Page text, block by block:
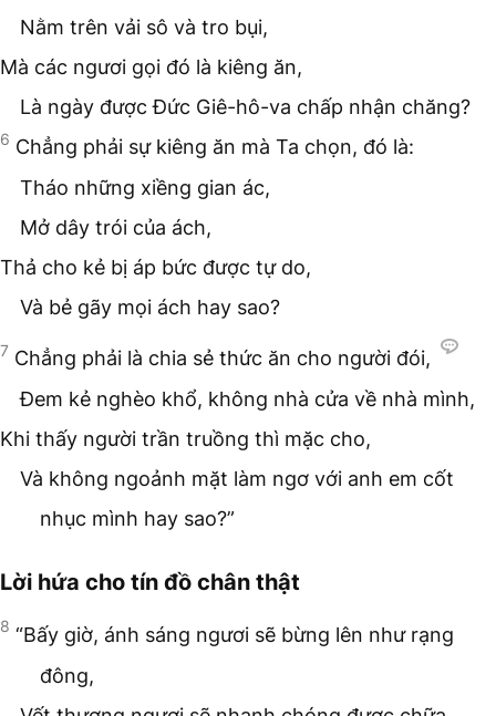
Nằm trên vải sô và tro bụi,
Mà các ngươi gọi đó là kiêng ăn,
Là ngày được Đức Giê-hô-va chấp nhận chăng?
6 Chẳng phải sự kiêng ăn mà Ta chọn, đó là:
Tháo những xiềng gian ác,
Mở dây trói của ách,
Thả cho kẻ bị áp bức được tự do,
Và bẻ gãy mọi ách hay sao?
7 Chẳng phải là chia sẻ thức ăn cho người đói,
Đem kẻ nghèo khổ, không nhà cửa về nhà mình,
Khi thấy người trần truồng thì mặc cho,
Và không ngoảnh mặt làm ngơ với anh em cốt
nhục mình hay sao?”
Lời hứa cho tín đồ chân thật
8 “Bấy giờ, ánh sáng ngươi sẽ bừng lên như rạng
đông,